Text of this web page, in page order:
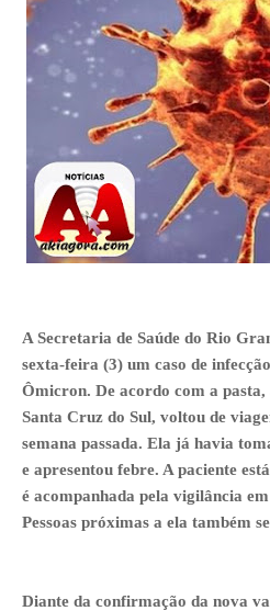
A Secretaria de Saúde do Rio
sexta-feira (3) um caso de
Ômicron. De acordo com a pasta,
Santa Cruz do Sul, voltou de
semana passada. Ela já havia
e apresentou febre. A paciente
é acompanhada pela vigilância
Pessoas próximas a ela também
Diante da confirmação da nova